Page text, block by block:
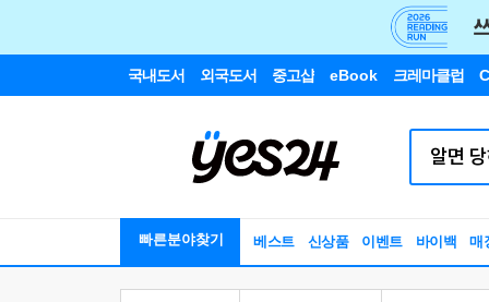
국내도서 외국도서 중고샵 eBook 크레마클럽
빠른분야찾기 베스트 신상품 이벤트 바이백 매